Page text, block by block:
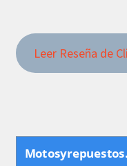
Leer Reseña de